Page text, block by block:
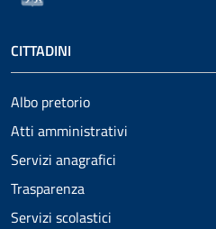
CITTADINI
Albo pretorio
Atti amministrativi
Servizi anagrafici
Trasparenza
Servizi scolastici